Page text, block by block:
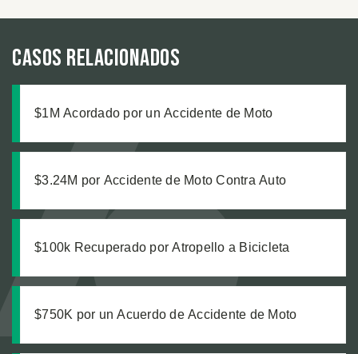
Casos relacionados
$1M Acordado por un Accidente de Moto
$3.24M por Accidente de Moto Contra Auto
$100k Recuperado por Atropello a Bicicleta
$750K por un Acuerdo de Accidente de Moto